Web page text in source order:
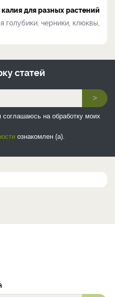
для разных растений
голубики, черники, клюквы,
статей
>
на обработку моих
ознакомлен (а).